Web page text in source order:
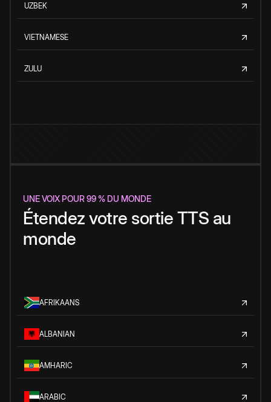
UZBEK
VIETNAMESE
ZULU
UNE VOIX POUR 99 % DU MONDE
Étendez votre sortie TTS au
monde
AFRIKAANS
ALBANIAN
AMHARIC
ARABIC